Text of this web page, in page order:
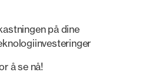
på dine
å se nå!